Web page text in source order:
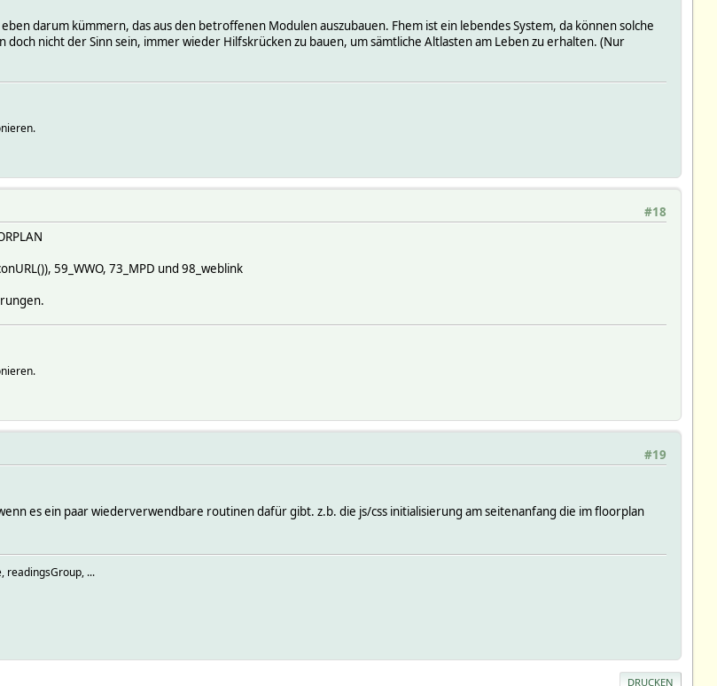
darum kümmern, das aus den betroffenen Modulen auszubauen. Fhem ist ein lebendes System, da können solche
nicht der Sinn sein, immer wieder Hilfskrücken zu bauen, um sämtliche Altlasten am Leben zu erhalten. (Nur
#18
59_WWO, 73_MPD und 98_weblink
#19
es ein paar wiederverwendbare routinen dafür gibt. z.b. die js/css initialisierung am seitenanfang die im floorplan
readingsGroup, ...
DRUCKEN